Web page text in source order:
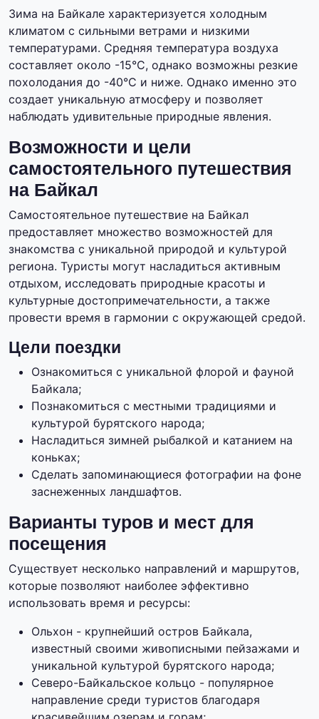
Зима на Байкале характеризуется холодным
климатом с сильными ветрами и низкими
температурами. Средняя температура воздуха
составляет около -15°C, однако возможны резкие
похолодания до -40°C и ниже. Однако именно это
создает уникальную атмосферу и позволяет
наблюдать удивительные природные явления.
Возможности и цели
самостоятельного путешествия
на Байкал
Самостоятельное путешествие на Байкал
предоставляет множество возможностей для
знакомства с уникальной природой и культурой
региона. Туристы могут насладиться активным
отдыхом, исследовать природные красоты и
культурные достопримечательности, а также
провести время в гармонии с окружающей средой.
Цели поездки
Ознакомиться с уникальной флорой и фауной
Байкала;
Познакомиться с местными традициями и
культурой бурятского народа;
Насладиться зимней рыбалкой и катанием на
коньках;
Сделать запоминающиеся фотографии на фоне
заснеженных ландшафтов.
Варианты туров и мест для
посещения
Существует несколько направлений и маршрутов,
которые позволяют наиболее эффективно
использовать время и ресурсы:
Ольхон - крупнейший остров Байкала,
известный своими живописными пейзажами и
уникальной культурой бурятского народа;
Северо-Байкальское кольцо - популярное
направление среди туристов благодаря